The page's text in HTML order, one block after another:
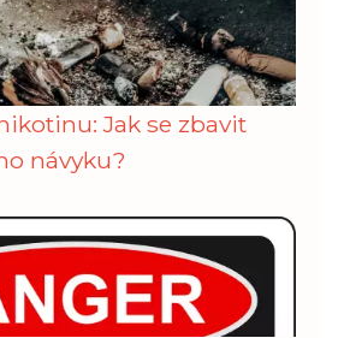
Jak se zbavit
návyku?